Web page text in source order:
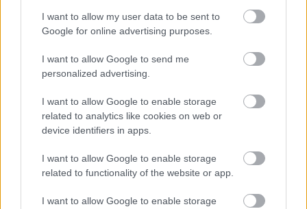
I want to allow my user data to be sent to
Google for online advertising purposes.
I want to allow Google to send me
personalized advertising.
I want to allow Google to enable storage
related to analytics like cookies on web or
device identifiers in apps.
I want to allow Google to enable storage
related to functionality of the website or app.
I want to allow Google to enable storage
Hazánkban kialszanak többek közt a Budai
Vár, a Szabadság híd, a Lánchíd, a Parlament,
a Duna Korzó, az egri székesegyház, a
kaposvári Nagyboldogasszony
Székesegyház, és a Szegedi
Információs Központjának fényei, ezeken
kívül több városban is változatos
programokkal, fáklyás, gyertyás
felvonulással, tűzzsonglőrökkel, csillagászati
bemutatóval, illetve filmvetítésekkel várják az